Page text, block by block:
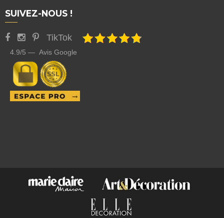
SUIVEZ-NOUS !
TikTok
4.9/5 — Avis Google